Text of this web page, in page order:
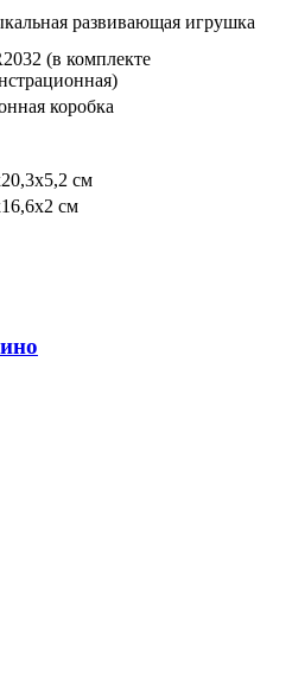
развивающая игрушка
(в комплекте
коробка
см
см